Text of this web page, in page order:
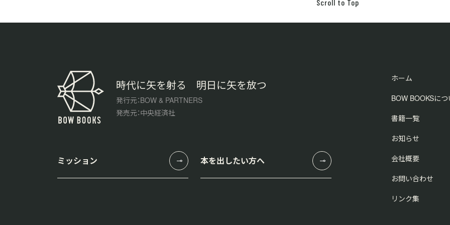
Scroll to Top
時代に矢を射る 明日に矢を放つ
発行元：BOW & PARTNERS
発売元：中央経済社
ミッション 本を出したい方へ
ホーム
BOW BOOKSに
書籍一覧
お知らせ
会社概要
お問い合わせ
リンク集